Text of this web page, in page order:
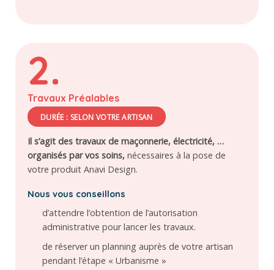
2.
Travaux Préalables
DURÉE : SELON VOTRE ARTISAN
Il s’agit des travaux de maçonnerie, électricité, …
organisés par vos soins, nécessaires à la pose de
votre produit Anavi Design.
Nous vous conseillons
d’attendre l’obtention de l’autorisation
administrative pour lancer les travaux.
de réserver un planning auprès de votre artisan
pendant l’étape « Urbanisme »